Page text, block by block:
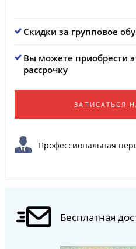
Скидки за групповое
Вы можете приобрести
рассрочку
ЗАПИСАТЬСЯ
Профессиональная
Бесплатная